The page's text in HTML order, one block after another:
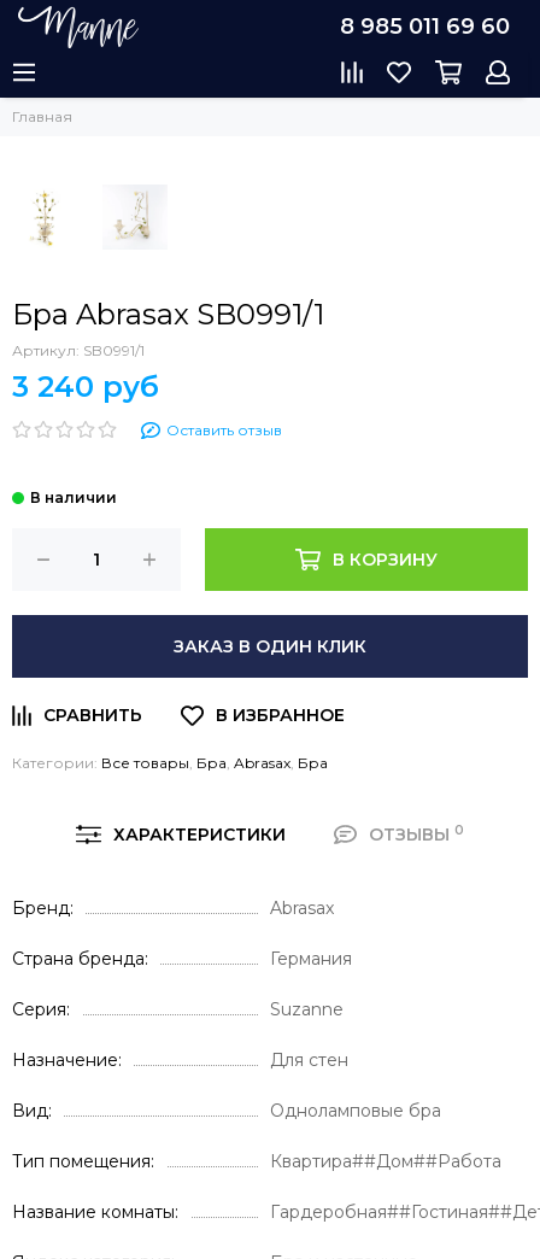
8 985 011 69 60
Главная
Бра Abrasax SB0991/1
Артикул: SB0991/1
3 240 руб
Оставить отзыв
В КОРЗИНУ
ЗАКАЗ В ОДИН КЛИК
Категории: Все товары, Бра, Abrasax, Бра
ХАРАКТЕРИСТИКИ ОТЗЫВЫ 0
Бренд Abrasax
Страна бренда Германия
Серия Suzanne
Назначение Для стен
Вид Одноламповые бра
Тип помещения Квартира##Дом##Работа
Название комнаты